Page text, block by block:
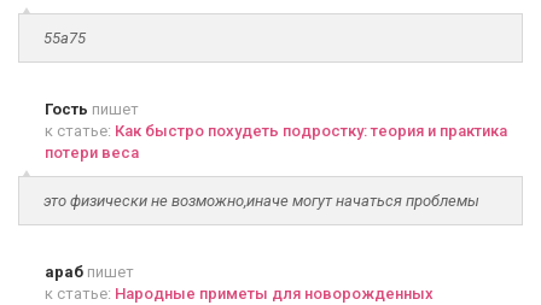
55а75
Гость пишет
к статье: Как быстро похудеть подростку: теория и практика
потери веса
это физически не возможно,иначе могут начаться проблемы
араб пишет
к статье: Народные приметы для новорожденных